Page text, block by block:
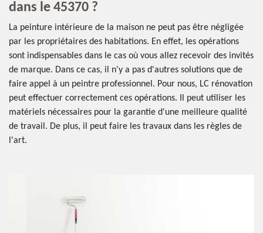
dans le 45370 ?
La peinture intérieure de la maison ne peut pas être négligée
par les propriétaires des habitations. En effet, les opérations
sont indispensables dans le cas où vous allez recevoir des invités
de marque. Dans ce cas, il n'y a pas d'autres solutions que de
faire appel à un peintre professionnel. Pour nous, LC rénovation
peut effectuer correctement ces opérations. Il peut utiliser les
matériels nécessaires pour la garantie d'une meilleure qualité
de travail. De plus, il peut faire les travaux dans les règles de
l'art.